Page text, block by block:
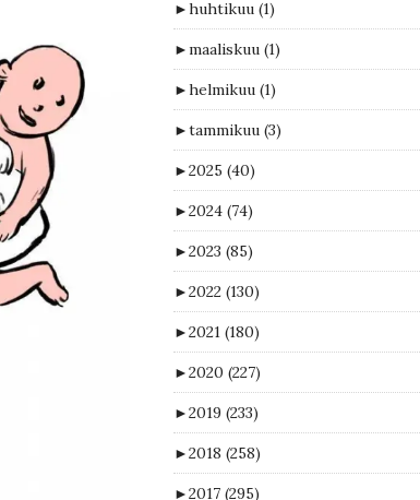
►huhtikuu (1)
►maaliskuu (1)
►helmikuu (1)
►tammikuu (3)
►2025 (40)
►2024 (74)
►2023 (85)
►2022 (130)
►2021 (180)
►2020 (227)
►2019 (233)
►2018 (258)
►2017 (295)